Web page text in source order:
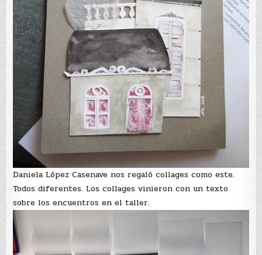
Daniela López Casenave nos regaló collages como este.
Todos diferentes. Los collages vinieron con un texto
sobre los encuentros en el taller.